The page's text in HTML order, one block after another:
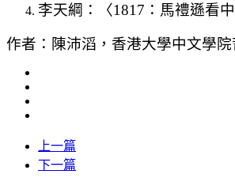
李天綱：〈1817：馬禮遜看
作者：陳沛滔，香港大學中文學
上一篇
下一篇